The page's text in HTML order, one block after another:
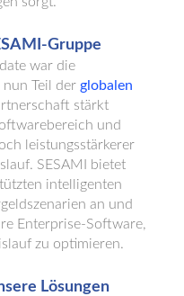
Gruppe
war die
nun Teil der globalen
stärkt
und
leistungsstärkerer
SESAMI bietet
intelligenten
an und
Enterprise-Software,
zu optimieren.
Lösungen